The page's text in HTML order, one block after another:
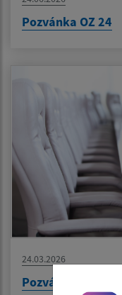
Pozvánka OZ 24
24.03.2026
Pozvánka na 23 OZ